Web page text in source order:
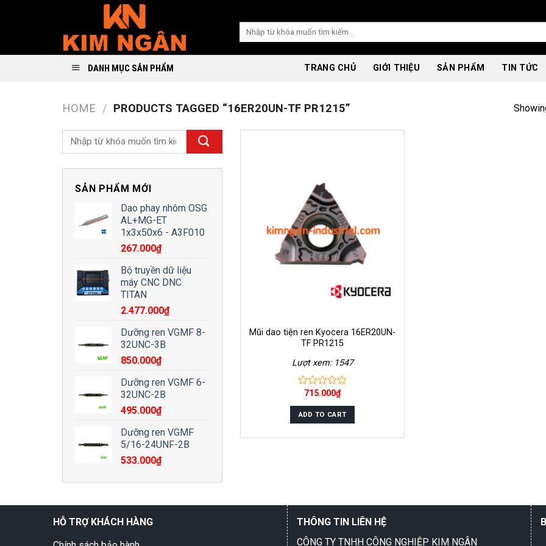
Search
DANH MỤC SẢN PHẨM TRANG CHỦ GIỚI THIỆU SẢN PHẨM TIN TỨC
HOME / PRODUCTS TAGGED “16ER20UN-TF PR1215”
SẢN PHẨM MỚI
Dao phay nhôm OSG
AL+MG-ET
1x3x50x6 - A3F010
267.000₫
Bộ truyền dữ liệu
máy CNC DNC
TITAN
2.477.000₫
Dưỡng ren VGMF 8-
32UNC-3B
850.000₫
Dưỡng ren VGMF 6-
32UNC-2B
495.000₫
Dưỡng ren VGMF
5/16-24UNF-2B
533.000₫
Mũi dao tiện ren Kyocera 16ER20UN-
TF PR1215
Lượt xem: 1547
out
of
5
715.000₫
ADD TO CART
HỖ TRỢ KHÁCH HÀNG
THÔNG TIN LIÊN HỆ
CÔNG TY TNHH CÔNG NGHIỆP KIM NGÂN